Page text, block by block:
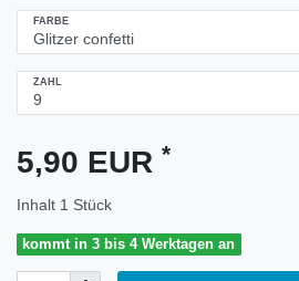
FARBE
ZAHL
5,90 EUR *
Inhalt 1 Stück
kommt in 3 bis 4 Werktagen an